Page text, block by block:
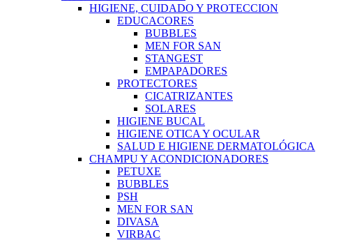
HIGIENE, CUIDADO Y PROTECCION
EDUCACORES
BUBBLES
MEN FOR SAN
STANGEST
EMPAPADORES
PROTECTORES
CICATRIZANTES
SOLARES
HIGIENE BUCAL
HIGIENE OTICA Y OCULAR
SALUD E HIGIENE DERMATOLÓGICA
CHAMPU Y ACONDICIONADORES
PETUXE
BUBBLES
PSH
MEN FOR SAN
DIVASA
VIRBAC